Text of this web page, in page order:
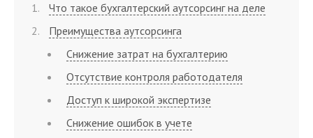
Что такое бухгалтерский аутсорсинг на деле
Преимущества аутсорсинга
Снижение затрат на бухгалтерию
Отсутствие контроля работодателя
Доступ к широкой экспертизе
Снижение ошибок в учете